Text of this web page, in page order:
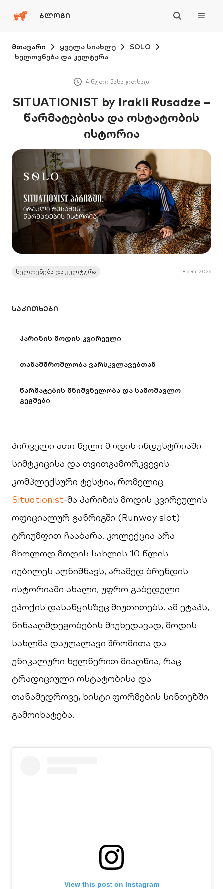
ᲑᲚᲝᲒᲘ
მთავარი ყველა სიახლე
SOLO
ხელოვნება და კულტურა
4 წუთი წასაკითხად
SITUATIONIST by Irakli Rusadze –
წარმატებისა და ოსტატობის
ისტორია
ხელოვნება და კულტურა 18 მარ. 2026
ᲡᲐᲙᲘᲗᲮᲔᲑᲘ
პარიზის მოდის კვირეული
თანამშრომლობა ვარსკვლავებთან
წარმატების მნიშვნელობა და სამომავლო
გეგმები
პირველი ათი წელი მოდის ინდუსტრიაში
სიმტკიცისა და თვითგამორკვევის
კომპლექსური ტესტია, რომელიც
Situationist-მა პარიზის მოდის კვირეულის
ოფიციალურ განრიგში (Runway slot)
ტრიუმფით ჩააბარა. კოლექცია არა
მხოლოდ მოდის სახლის 10 წლის
იუბილეს აღნიშნავს, არამედ ბრენდის
ისტორიაში ახალი, უფრო გაბედული
ეპოქის დასაწყისზეც მიუთითებს. ამ ეტაპს,
წინააღმდეგობების მიუხედავად, მოდის
სახლმა დაუღალავი შრომითა და
უნიკალური ხელწერით მიაღწია, რაც
ტრადიციული ოსტატობისა და
თანამედროვე, ხისტი ფორმების სინთეზში
გამოიხატება.
View this post on Instagram